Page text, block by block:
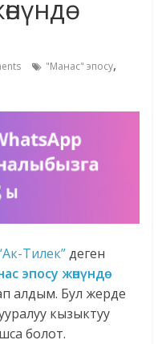
"Манас" эпосу,
Тилек”деген
эпосу жөнүндө
алдым. Бул жерде
кызыктуу
болот.